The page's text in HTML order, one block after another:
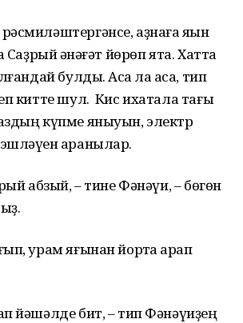
аҙнаға яҡын
Саҙрый ҡәнәғәт йөрөп ята. Хатта
булды. Аҡса ла аҡса, тип
китте шул. Кис ихатала тағы
күпме яныуын, электр
ҡаранылар.
абзый, – тине Фәнәүи, – бөгөн
урам яғынан йортҡа ҡарап
йәшәлде бит, – тип Фәнәүиҙең